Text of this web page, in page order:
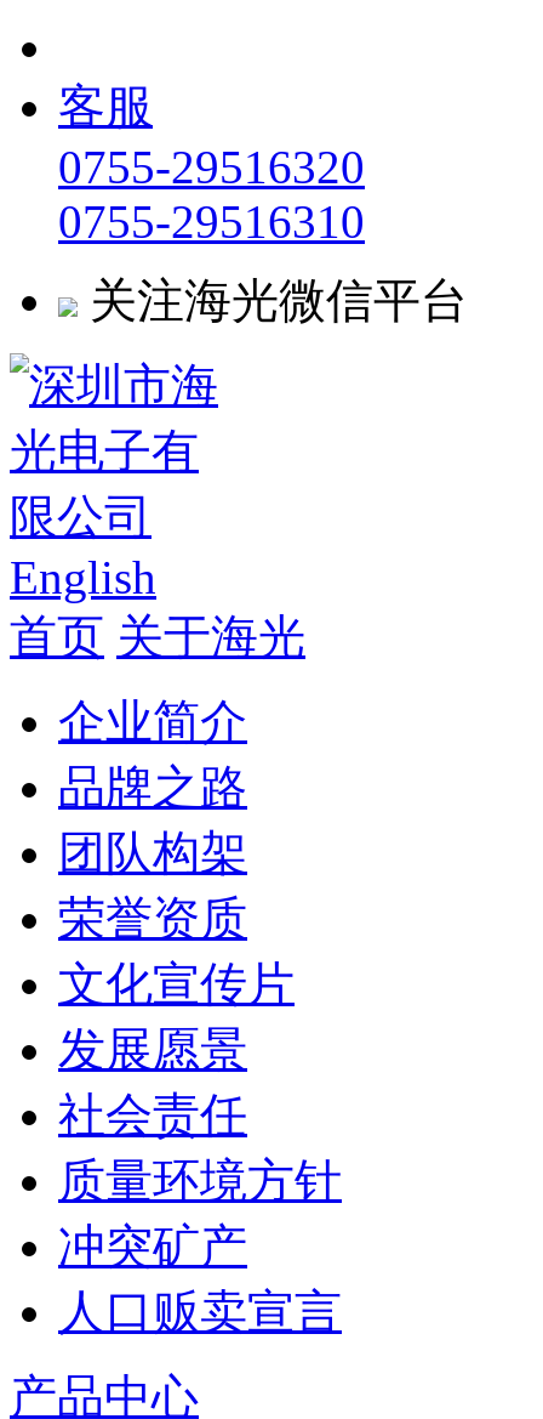
客服
0755-29516320
0755-29516310
关注海光微信平台
English
首页 关于海光
企业简介
品牌之路
团队构架
荣誉资质
文化宣传片
发展愿景
社会责任
质量环境方针
冲突矿产
人口贩卖宣言
产品中心